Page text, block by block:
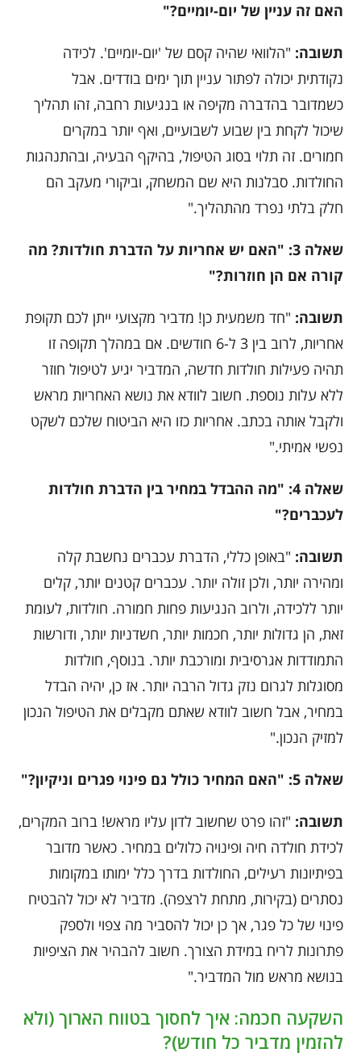
האם זה עניין של יום-יומיים?"
תשובה: "הלוואי שהיה קסם של 'יום-יומיים'. לכידה
נקודתית יכולה לפתור עניין תוך ימים בודדים. אבל
כשמדובר בהדברה מקיפה או בנגיעות רחבה, זהו תהליך
שיכול לקחת בין שבוע לשבועיים, ואף יותר במקרים
חמורים. זה תלוי בסוג הטיפול, בהיקף הבעיה, ובהתנהגות
החולדות. סבלנות היא שם המשחק, וביקורי מעקב הם
חלק בלתי נפרד מהתהליך."
שאלה 3: "האם יש אחריות על הדברת חולדות? מה
קורה אם הן חוזרות?"
תשובה: "חד משמעית כן! מדביר מקצועי ייתן לכם תקופת
אחריות, לרוב בין 3 ל-6 חודשים. אם במהלך תקופה זו
תהיה פעילות חולדות חדשה, המדביר יגיע לטיפול חוזר
ללא עלות נוספת. חשוב לוודא את נושא האחריות מראש
ולקבל אותה בכתב. אחריות כזו היא הביטוח שלכם לשקט
נפשי אמיתי."
שאלה 4: "מה ההבדל במחיר בין הדברת חולדות
לעכברים?"
תשובה: "באופן כללי, הדברת עכברים נחשבת קלה
ומהירה יותר, ולכן זולה יותר. עכברים קטנים יותר, קלים
יותר ללכידה, ולרוב הנגיעות פחות חמורה. חולדות, לעומת
זאת, הן גדולות יותר, חכמות יותר, חשדניות יותר, ודורשות
התמודדות אגרסיבית ומורכבת יותר. בנוסף, חולדות
מסוגלות לגרום נזק גדול הרבה יותר. אז כן, יהיה הבדל
במחיר, אבל חשוב לוודא שאתם מקבלים את הטיפול הנכון
למזיק הנכון."
שאלה 5: "האם המחיר כולל גם פינוי פגרים וניקיון?"
תשובה: "זהו פרט שחשוב לדון עליו מראש! ברוב המקרים,
לכידת חולדה חיה ופינויה כלולים במחיר. כאשר מדובר
בפיתיונות רעילים, החולדות בדרך כלל ימותו במקומות
נסתרים (בקירות, מתחת לרצפה). מדביר לא יכול להבטיח
פינוי של כל פגר, אך כן יכול להסביר מה צפוי ולספק
פתרונות לריח במידת הצורך. חשוב להבהיר את הציפיות
בנושא מראש מול המדביר."
השקעה חכמה: איך לחסוך בטווח הארוך (ולא
להזמין מדביר כל חודש)?